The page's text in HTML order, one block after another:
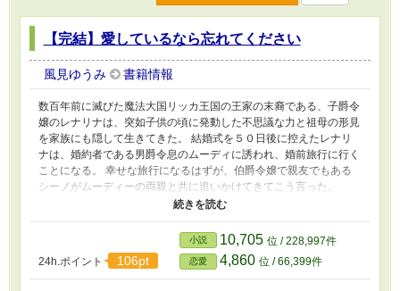
【完結】愛しているなら忘れてください
風見ゆうみ 書籍情報
数百年前に滅びた魔法大国リッカ王国の王家の末裔である、子爵令
嬢のレナリナは、突如子供の頃に発動した不思議な力と祖母の形見
を家族にも隠して生きてきた。 結婚式を５０日後に控えたレナリ
ナは、婚約者である男爵令息のムーディに誘われ、婚前旅行に行く
ことになる。 幸せな旅行になるはずが、伯爵令嬢で親友でもある
シーノがムーディーの両親と共に追いかけてきてこう言った。
「ごめんなさい、レナリナ。やっぱり、私はムーディを愛している
の。私に譲って」 涙するシーノを見たムーディは「婚前旅行は中
止だ。とにかくシーノと両親を送ってくる」と言って、レナリナを
旅行先に残して帰ってしまう。 現金をムーディに預けていたレナ
リナは、帰る手段もなく途方に暮れるが、今まで隠していた力を利
用し、自分を捨てた人たちを捨て、新たな人生を歩み始める。 そ
24h.ポイント 106pt
小説 10,705 位 / 228,997件
恋愛 4,860 位 / 66,399件